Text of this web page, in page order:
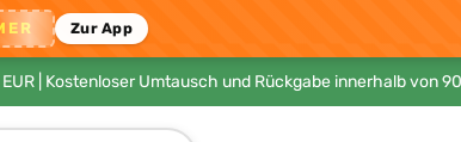
Zur App
| Kostenloser Umtausch und Rückgabe innerhalb von